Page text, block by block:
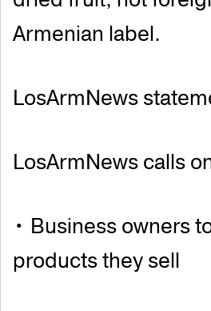
Armenian label.
LosArmNews
LosArmNews calls
• Business owners
products they sell